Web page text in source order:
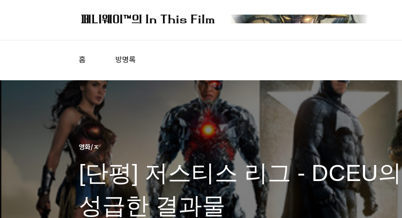
홈 방명록
영화/ㅈ
[단평] 저스티스 리그 - DCEU의
성급한 결과물